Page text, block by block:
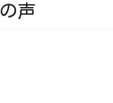
の声